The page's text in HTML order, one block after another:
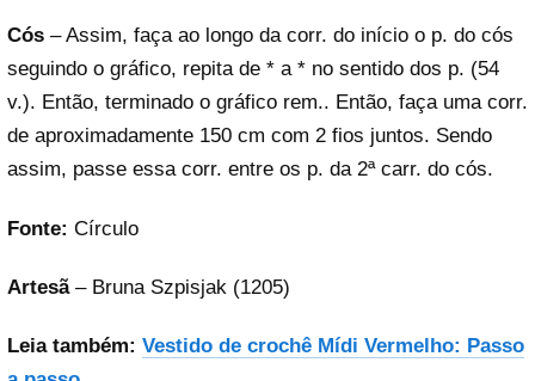
Cós – Assim, faça ao longo da corr. do início o p. do cós
seguindo o gráfico, repita de * a * no sentido dos p. (54
v.). Então, terminado o gráfico rem.. Então, faça uma corr.
de aproximadamente 150 cm com 2 fios juntos. Sendo
assim, passe essa corr. entre os p. da 2ª carr. do cós.
Fonte: Círculo
Artesã– Bruna Szpisjak (1205)
Leia também: Vestido de crochê Mídi Vermelho: Passo